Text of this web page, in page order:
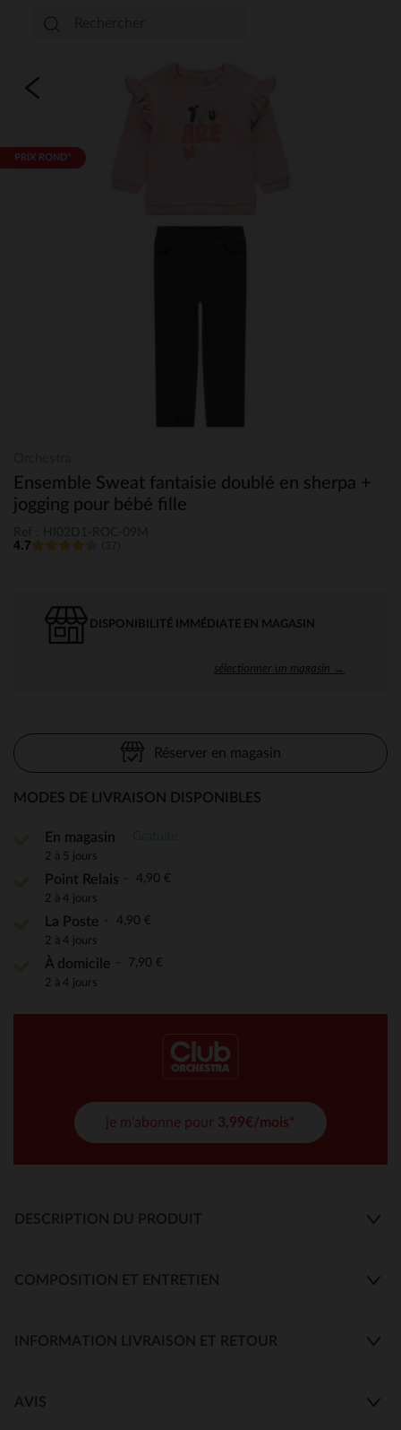
PRIX ROND*
Ensemble Sweat fantaisie doublé en sherpa +
jogging pour bébé fille
4.7
DISPONIBILITÉ IMMÉDIATE EN MAGASIN
sélectionner un magasin →
Réserver en magasin
MODES DE LIVRAISON DISPONIBLES
En magasin
2 à 5 jours
Point Relais 4,90 €
2 à 4 jours
La Poste 4,90 €
2 à 4 jours
À domicile 7,90 €
2 à 4 jours
je m'abonne pour 3,99€/mois*
DESCRIPTION DU PRODUIT
COMPOSITION ET ENTRETIEN
INFORMATION LIVRAISON ET RETOUR
AVIS